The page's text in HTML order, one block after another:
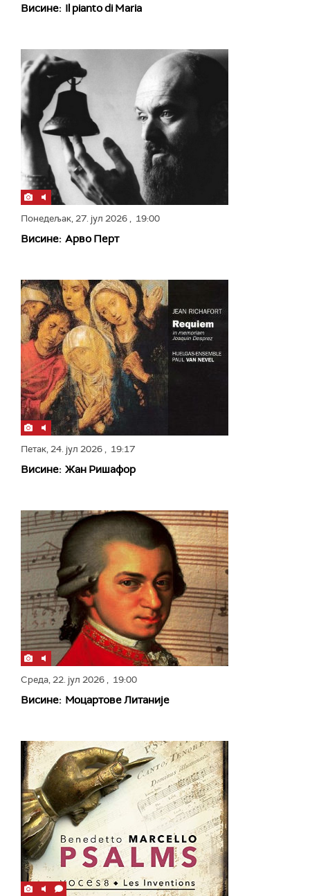
Висине: Il pianto di Maria
Понедељак,27. јул 2026, 19:00
Висине: Арво Перт
Петак,24. јул 2026, 19:17
Висине: Жан Ришафор
Среда,22. јул 2026, 19:00
Висине: Моцартове Литаније